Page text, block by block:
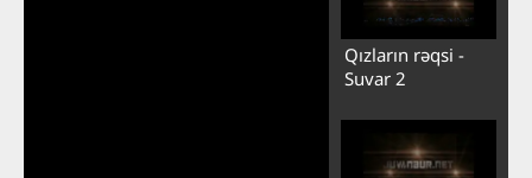
Qızların rəqsi -
Suvar 2